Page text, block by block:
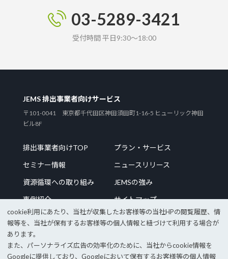
03-5289-3421
受付時間 平日9:30～18:00
JEMS 排出事業者向けサービス
〒101-0041 東京都千代田区神田須田町1-16-5 ヒューリック神田
ビル8F
排出事業者向けTOP
プラン・サービス
セミナー情報
ニュースリリース
資源循環への取り組み
JEMSの強み
事例紹介
サイトマップ
企業サイトTOP
採用情報
cookie利⽤にあたり、当社が収集したお客様等の当社HPの閲覧履歴、情
報等を、当社が保有するお客様等の個⼈情報と紐づけて利⽤する場合が
あります。
また、パーソナライズ広告の効率化のために、当社からcookie情報を
Googleに提供しており、Googleにおいて保有するお客様等の個⼈情報